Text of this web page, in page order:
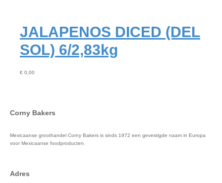
JALAPENOS DICED (DEL
SOL) 6/2,83kg
€ 0,00
Corny Bakers
Mexicaanse groothandel Corny Bakers is sinds 1972 een gevestigde naam in Europa
voor Mexicaanse foodproducten.
Adres